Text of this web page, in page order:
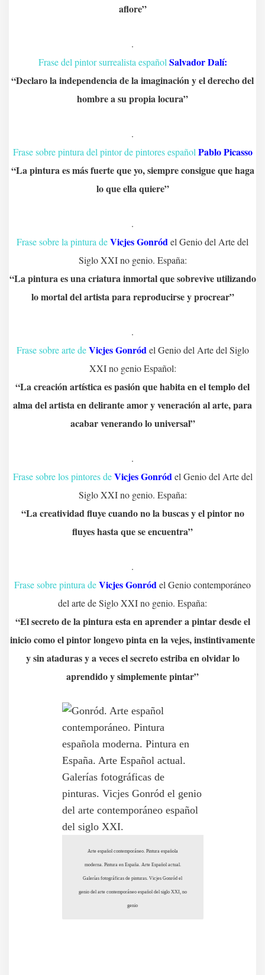
aflore”
.
Frase del pintor surrealista español Salvador Dalí:
“Declaro la independencia de la imaginación y el derecho del
hombre a su propia locura”
.
Frase sobre pintura del pintor de pintores español Pablo Picasso
“La pintura es más fuerte que yo, siempre consigue que haga
lo que ella quiere”
.
Frase sobre la pintura deVicjes Gonródel Genio del Arte del
Siglo XXI no genio. España:
“La pintura es una criatura inmortal que sobrevive utilizando
lo mortal del artista para reproducirse y procrear”
.
Frase sobre arte de Vicjes Gonród el Genio del Arte del Siglo
XXI no genio Español:
“La creación artística es pasión que habita en el templo del
alma del artista en delirante amor y veneración al arte, para
acabar venerando lo universal”
.
Frase sobre los pintores de Vicjes Gonród el Genio del Arte del
Siglo XXI no genio. España:
“La creatividad fluye cuando no la buscas y el pintor no
fluyes hasta que se encuentra”
.
Frase sobre pintura deVicjes Gonródel Genio contemporáneo
del arte de Siglo XXI no genio. España:
“El secreto de la pintura esta en aprender a pintar desde el
inicio como el pintor longevo pinta en la vejes, instintivamente
y sin ataduras y a veces el secreto estriba en olvidar lo
aprendido y simplemente pintar”
Arte español contemporáneo. Pintura española
moderna. Pintura en España. Arte Español actual.
Galerías fotográficas de pinturas. Vicjes Gonród el
genio del arte contemporáneo español del siglo XXI, no
genio